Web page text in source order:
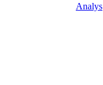
Analys